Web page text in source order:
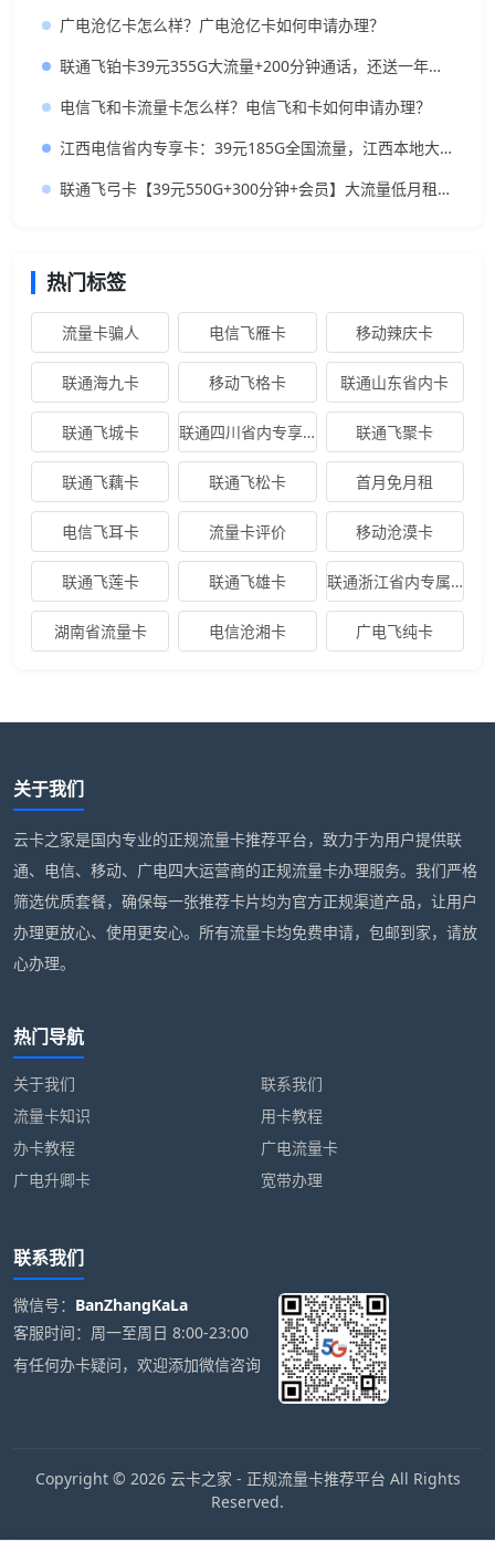
广电沧亿卡怎么样？广电沧亿卡如何申请办理？
联通飞铂卡39元355G大流量+200分钟通话，还送一年会员
电信飞和卡流量卡怎么样？电信飞和卡如何申请办理？
江西电信省内专享卡：39元185G全国流量，江西本地大流量卡
联通飞弓卡【39元550G+300分钟+会员】大流量低月租神卡推荐
热门标签
流量卡骗人 电信飞雁卡 移动辣庆卡
联通海九卡 移动飞格卡 联通山东省内卡
联通飞城卡 联通四川省内专享卡新 联通飞聚卡
联通飞藕卡 联通飞松卡 首月免月租
电信飞耳卡 流量卡评价 移动沧漠卡
联通飞莲卡 联通飞雄卡 联通浙江省内专属卡
湖南省流量卡 电信沧湘卡 广电飞纯卡
关于我们
云卡之家是国内专业的正规流量卡推荐平台，致力于为用户提供联
通、电信、移动、广电四大运营商的正规流量卡办理服务。我们严格
筛选优质套餐，确保每一张推荐卡片均为官方正规渠道产品，让用户
办理更放心、使用更安心。所有流量卡均免费申请，包邮到家，请放
心办理。
热门导航
关于我们
联系我们
流量卡知识
用卡教程
办卡教程
广电流量卡
广电升卿卡
宽带办理
联系我们
微信号： BanZhangKaLa
客服时间：周一至周日 8:00-23:00
有任何办卡疑问，欢迎添加微信咨询
Copyright © 2026 云卡之家 - 正规流量卡推荐平台 All Rights
Reserved.